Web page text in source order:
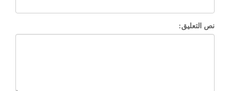
نص التعليق: